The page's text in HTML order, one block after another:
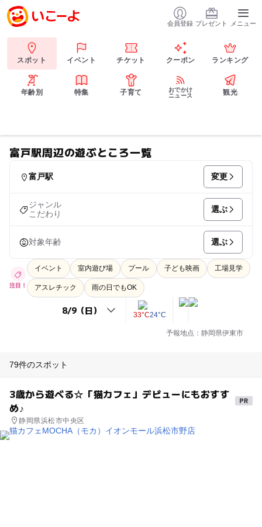
会員登録 プレゼント メニュー
スポット イベント チケット クーポン ランキング
年齢別 特集 子育て
おでかけ
ニュース
観光
富戸駅周辺の遊ぶところ一覧
富戸駅 変更
ジャンル
こだわり
選ぶ
対象年齢 選ぶ
注目！
イベント 室内遊び場 プール 子ども映画 工場見学
アスレチック 雨の日でもOK
33°C24°C
予報地点：静岡県伊東市
79件のスポット
3歳から遊べる☆「猫カフェ」デビューにもおすす
め♪
静岡県浜松市中央区